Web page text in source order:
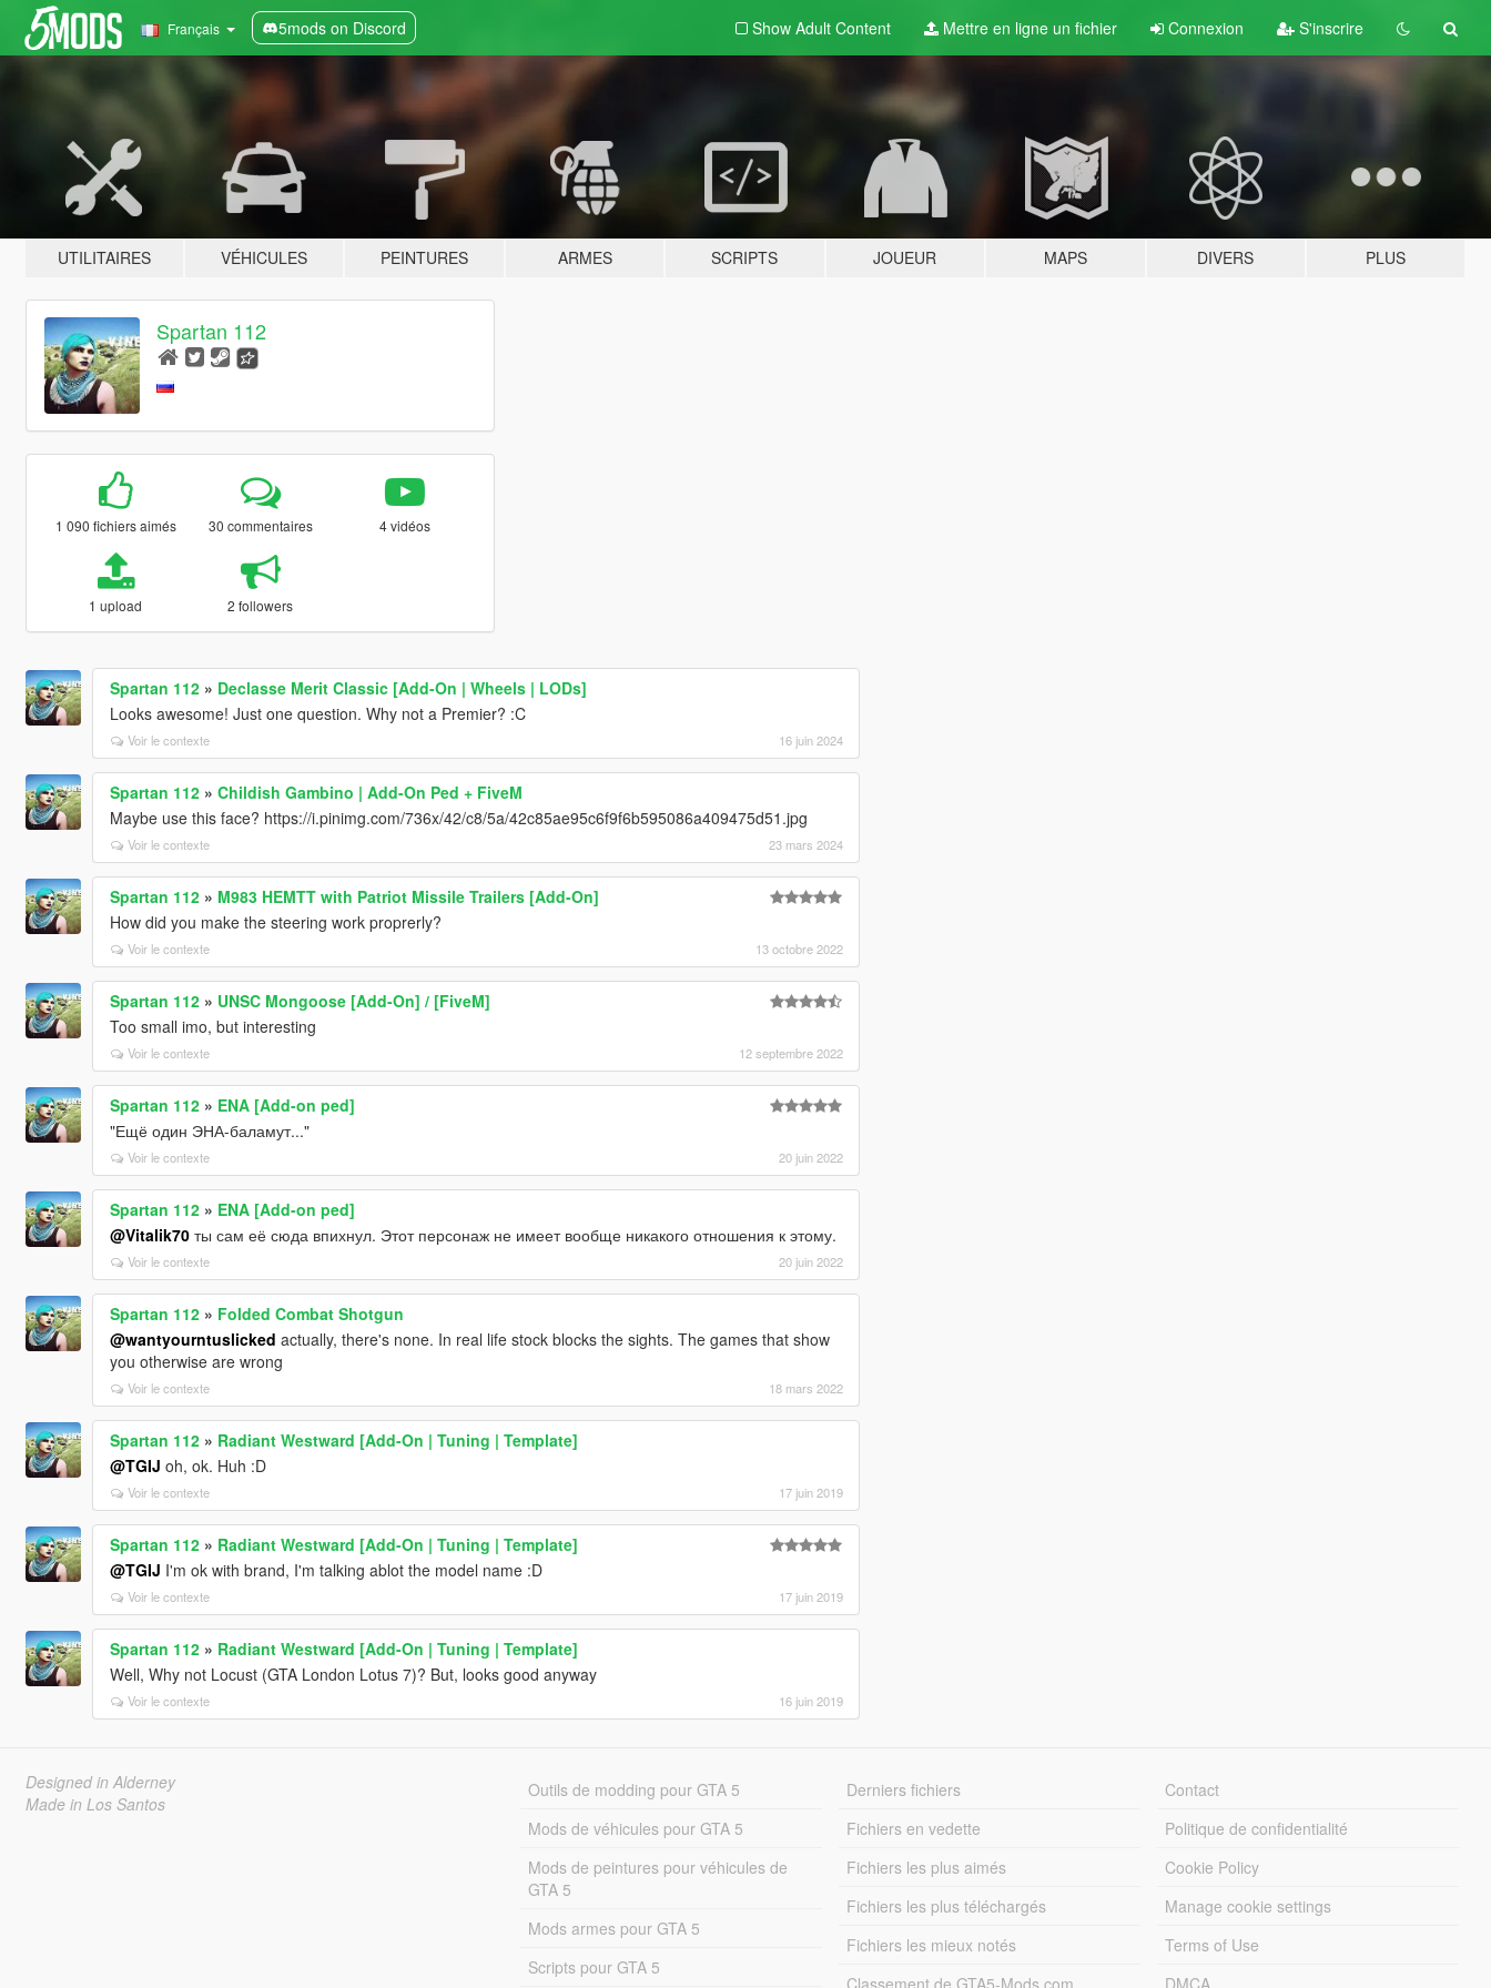
Français 5mods on Discord Show Adult Content Mettre en ligne un fichier Connexion S'inscrire
UTILITAIRES VÉHICULES PEINTURES ARMES SCRIPTS JOUEUR MAPS DIVERS PLUS
Spartan 112
1 090 fichiers aimés 30 commentaires 4 vidéos
1 upload 2 followers
Spartan 112» Declasse Merit Classic [Add-On | Wheels | LODs]
Looks awesome! Just one question. Why not a Premier? :C
Voir le contexte 16 juin 2024
Spartan 112» Childish Gambino | Add-On Ped + FiveM
Maybe use this face? https://i.pinimg.com/736x/42/c8/5a/42c85ae95c6f9f6b595086a409475d51.jpg
Voir le contexte 23 mars 2024
Spartan 112» M983 HEMTT with Patriot Missile Trailers [Add-On]
How did you make the steering work proprerly?
Voir le contexte 13 octobre 2022
Spartan 112» UNSC Mongoose [Add-On] / [FiveM]
Too small imo, but interesting
Voir le contexte 12 septembre 2022
Spartan 112» ENA [Add-on ped]
"Ещё один ЭНА-баламут..."
Voir le contexte 20 juin 2022
Spartan 112» ENA [Add-on ped]
@Vitalik70ты сам её сюда впихнул. Этот персонаж не имеет вообще никакого отношения к этому.
Voir le contexte 20 juin 2022
Spartan 112» Folded Combat Shotgun
@wantyourntuslicked actually, there's none. In real life stock blocks the sights. The games that show
you otherwise are wrong
Voir le contexte 18 mars 2022
Spartan 112» Radiant Westward [Add-On | Tuning | Template]
@TGIJ oh, ok. Huh :D
Voir le contexte 17 juin 2019
Spartan 112» Radiant Westward [Add-On | Tuning | Template]
@TGIJ I'm ok with brand, I'm talking ablot the model name :D
Voir le contexte 17 juin 2019
Spartan 112» Radiant Westward [Add-On | Tuning | Template]
Well, Why not Locust (GTA London Lotus 7)? But, looks good anyway
Voir le contexte 16 juin 2019
Designed in Alderney
Made in Los Santos
Outils de modding pour GTA 5
Mods de véhicules pour GTA 5
Mods de peintures pour véhicules de
GTA 5
Mods armes pour GTA 5
Scripts pour GTA 5
Derniers fichiers
Fichiers en vedette
Fichiers les plus aimés
Fichiers les plus téléchargés
Fichiers les mieux notés
Classement de GTA5-Mods.com
Contact
Politique de confidentialité
Cookie Policy
Manage cookie settings
Terms of Use
DMCA